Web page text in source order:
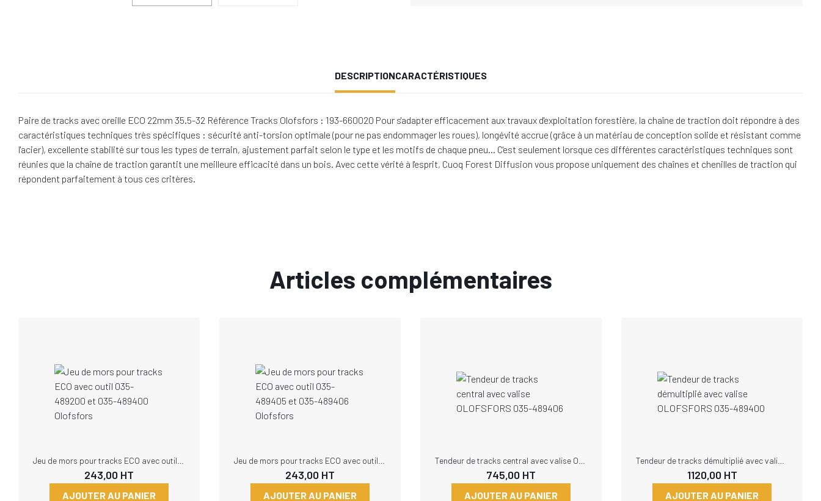
DESCRIPTIONCARACTÉRISTIQUES
Paire de tracks avec oreille ECO 22mm 35.5-32 Référence Tracks Olofsfors : 193-660020 Pour s'adapter efficacement aux travaux d'exploitation forestière, la chaîne de traction doit répondre à des
caractéristiques techniques très spécifiques : sécurité anti-torsion optimale (pour ne pas endommager les roues), longévité accrue (grâce à un matériau de conception solide et résistant comme
l'acier), excellente stabilité sur tous les types de terrain, ajustement parfait selon le type et les motifs de chaque pneu… C'est seulement lorsque ces différentes caractéristiques techniques sont
réunies que la chaîne de traction garantit une meilleure efficacité dans un bois. Avec cette vérité à l'esprit, Cuoq Forest Diffusion vous propose uniquement des chaînes et chenilles de traction qui
répondent parfaitement à tous ces critères.
Articles complémentaires
243,00 HT
AJOUTER AU PANIER
243,00 HT
AJOUTER AU PANIER
745,00 HT
AJOUTER AU PANIER
1120,00HT
AJOUTER AU PANIER